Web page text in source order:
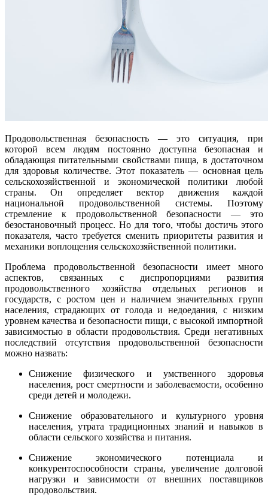
Продовольственная безопасность — это ситуация, при
которой всем людям постоянно доступна безопасная и
обладающая питательными свойствами пища, в достаточном
для здоровья количестве. Этот показатель — основная цель
сельскохозяйственной и экономической политики любой
страны. Он определяет вектор движения каждой
национальной продовольственной системы. Поэтому
стремление к продовольственной безопасности — это
безостановочный процесс. Но для того, чтобы достичь этого
показателя, часто требуется сменить приоритеты развития и
механики воплощения сельскохозяйственной политики.
Проблема продовольственной безопасности имеет много
аспектов, связанных с диспропорциями развития
продовольственного хозяйства отдельных регионов и
государств, с ростом цен и наличием значительных групп
населения, страдающих от голода и недоедания, с низким
уровнем качества и безопасности пищи, с высокой импортной
зависимостью в области продовольствия. Среди негативных
последствий отсутствия продовольственной безопасности
можно назвать:
Снижение физического и умственного здоровья
населения, рост смертности и заболеваемости, особенно
среди детей и молодежи.
Снижение образовательного и культурного уровня
населения, утрата традиционных знаний и навыков в
области сельского хозяйства и питания.
Снижение экономического потенциала и
конкурентоспособности страны, увеличение долговой
нагрузки и зависимости от внешних поставщиков
продовольствия.